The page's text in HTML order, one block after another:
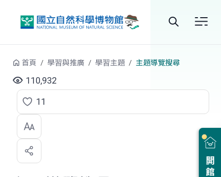
站
尋
首頁 學習與推廣 學習主題 主題導覽搜尋
110,932
點
選
喜
歡
11